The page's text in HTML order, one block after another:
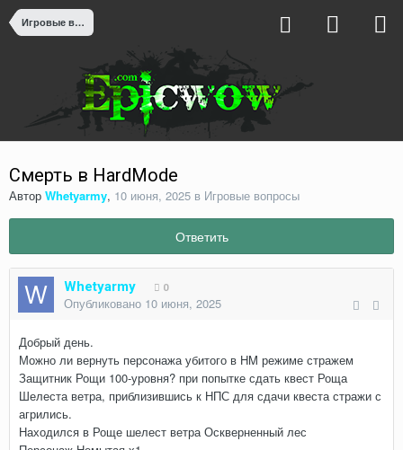
Игровые вопросы
Смерть в HardMode
Автор Whetyarmy, 10 июня, 2025 в Игровые вопросы
Ответить
Whetyarmy 0
Опубликовано 10 июня, 2025
Добрый день.
Можно ли вернуть персонажа убитого в HM режиме стражем
Защитник Рощи 100-уровня? при попытке сдать квест Роща
Шелеста ветра, приблизившись к НПС для сдачи квеста стражи с
агрились.
Находился в Роще шелест ветра Оскверненный лес